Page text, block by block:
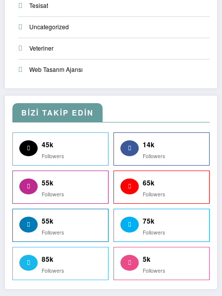
Tesisat
Uncategorized
Veteriner
Web Tasarım Ajansı
BİZİ TAKİP EDİN
45k
Followers
14k
Followers
55k
Followers
65k
Followers
55k
Followers
75k
Followers
85k
Followers
5k
Followers